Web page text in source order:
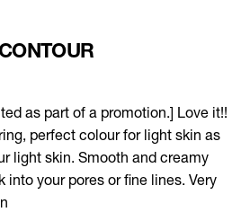
as part of a promotion.] Love it!!
perfect colour for light skin as
light skin. Smooth and creamy
into your pores or fine lines. Very